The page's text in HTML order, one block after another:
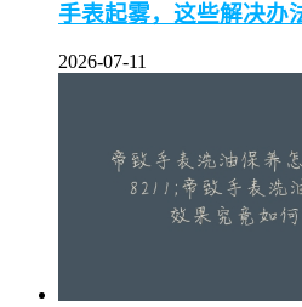
手表起雾，这些解决办
2026-07-11